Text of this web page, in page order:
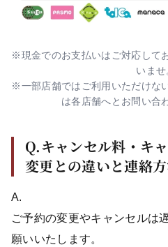
※現金でのお支払いはご対応して
いませ
※一部店舗ではご利用いただけな
は各店舗へとお問い合
Q.キャンセル料・キ
変更との違いと連絡
A.
ご予約の変更やキャンセルは
願いいたします。